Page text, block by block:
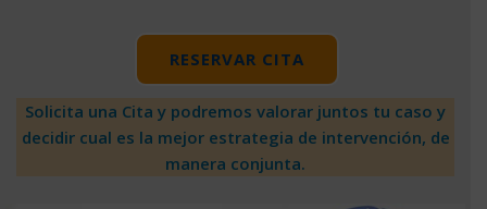
RESERVAR CITA
Solicita una Cita y podremos valorar juntos tu caso y
decidir cual es la mejor estrategia de intervención, de
manera conjunta.